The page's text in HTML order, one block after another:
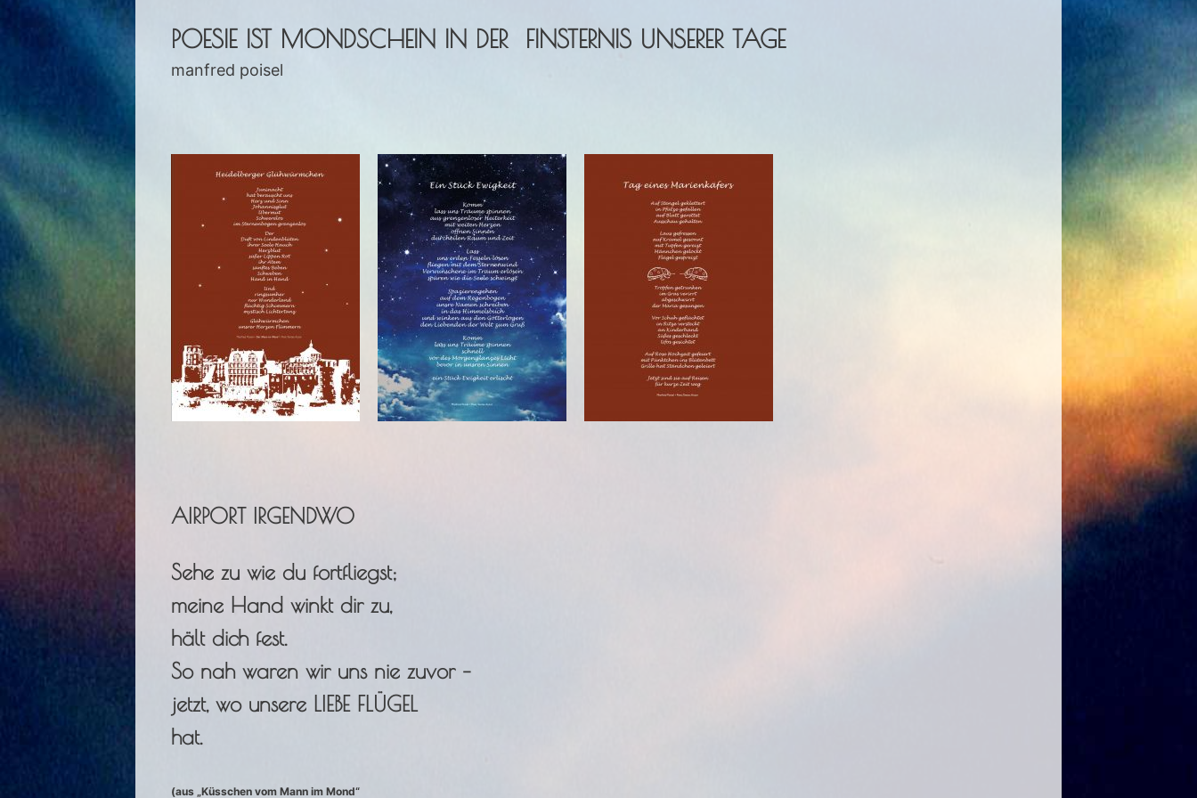
POESIE IST MONDSCHEIN IN DER FINSTERNIS UNSERER TAGE
manfred poisel
AIRPORT IRGENDWO
Sehe zu wie du fortfliegst;
meine Hand winkt dir zu,
hält dich fest.
So nah waren wir uns nie zuvor –
jetzt, wo unsere LIEBE FLÜGEL
hat.
(aus „Küsschen vom Mann im Mond“